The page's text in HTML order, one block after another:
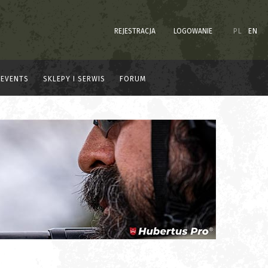
REJESTRACJA LOGOWANIE PL EN
EVENTS SKLEPY I SERWIS FORUM